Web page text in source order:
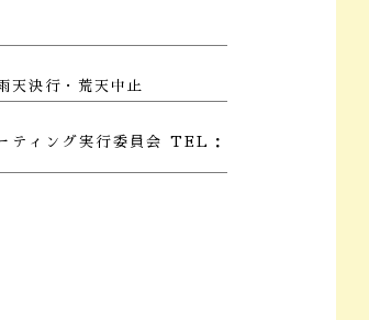
天決行・荒天中止
ティング実行委員会 TEL：